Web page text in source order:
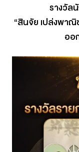
รางวัล
“สินจัย เปล่งพาณิ
ออ